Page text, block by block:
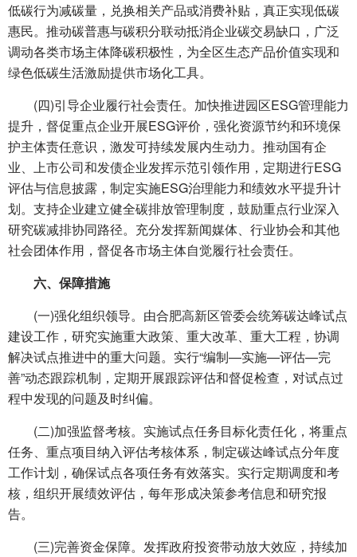
低碳行为减碳量，兑换相关产品或消费补贴，真正实现低碳
惠民。推动碳普惠与碳积分联动抵消企业碳交易缺口，广泛
调动各类市场主体降碳积极性，为全区生态产品价值实现和
绿色低碳生活激励提供市场化工具。
(四)引导企业履行社会责任。加快推进园区ESG管理能力
提升，督促重点企业开展ESG评价，强化资源节约和环境保
护主体责任意识，激发可持续发展内生动力。推动国有企
业、上市公司和发债企业发挥示范引领作用，定期进行ESG
评估与信息披露，制定实施ESG治理能力和绩效水平提升计
划。支持企业建立健全碳排放管理制度，鼓励重点行业深入
研究碳减排协同路径。充分发挥新闻媒体、行业协会和其他
社会团体作用，督促各市场主体自觉履行社会责任。
六、保障措施
(一)强化组织领导。由合肥高新区管委会统筹碳达峰试点
建设工作，研究实施重大政策、重大改革、重大工程，协调
解决试点推进中的重大问题。实行“编制—实施—评估—完
善”动态跟踪机制，定期开展跟踪评估和督促检查，对试点过
程中发现的问题及时纠偏。
(二)加强监督考核。实施试点任务目标化责任化，将重点
任务、重点项目纳入评估考核体系，制定碳达峰试点分年度
工作计划，确保试点各项任务有效落实。实行定期调度和考
核，组织开展绩效评估，每年形成决策参考信息和研究报
告。
(三)完善资金保障。发挥政府投资带动放大效应，持续加